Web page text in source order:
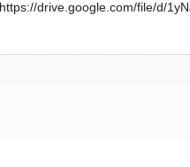
https://drive.google.com/file/d/